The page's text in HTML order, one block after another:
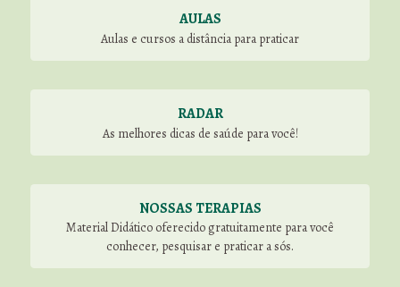
AULAS
Aulas e cursos a distância para praticar
RADAR
As melhores dicas de saúde para você!
NOSSAS TERAPIAS
Material Didático oferecido gratuitamente para você
conhecer, pesquisar e praticar a sós.